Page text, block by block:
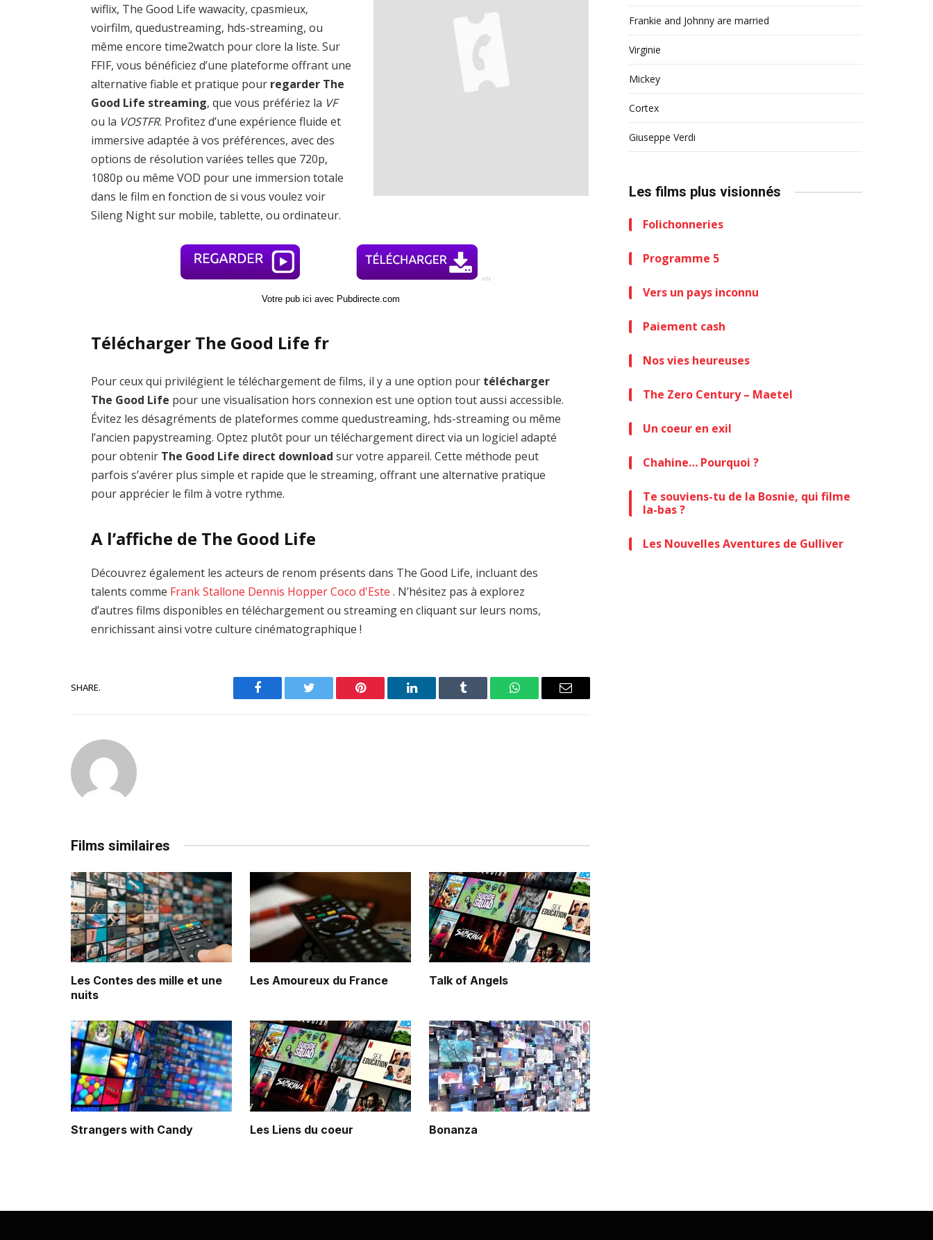
wiflix, The Good Life wawacity, cpasmieux,
voirfilm, quedustreaming, hds-streaming, ou
même encore time2watch pour clore la liste. Sur
FFIF, vous bénéficiez d’une plateforme offrant une
alternative fiable et pratique pour regarder The
Good Life streaming, que vous préfériez la VF
ou la VOSTFR. Profitez d’une expérience fluide et
immersive adaptée à vos préférences, avec des
options de résolution variées telles que 720p,
1080p ou même VOD pour une immersion totale
dans le film en fonction de si vous voulez voir
Sileng Night sur mobile, tablette, ou ordinateur.
Votre pub ici avec Pubdirecte.com
Télécharger The Good Life fr
Pour ceux qui privilégient le téléchargement de films, il y a une option pour télécharger
The Good Life pour une visualisation hors connexion est une option tout aussi accessible.
Évitez les désagréments de plateformes comme quedustreaming, hds-streaming ou même
l’ancien papystreaming. Optez plutôt pour un téléchargement direct via un logiciel adapté
pour obtenir The Good Life direct download sur votre appareil. Cette méthode peut
parfois s’avérer plus simple et rapide que le streaming, offrant une alternative pratique
pour apprécier le film à votre rythme.
A l’affiche de The Good Life
Découvrez également les acteurs de renom présents dans The Good Life, incluant des
talents comme Frank Stallone Dennis Hopper Coco d'Este . N’hésitez pas à explorez
d’autres films disponibles en téléchargement ou streaming en cliquant sur leurs noms,
enrichissant ainsi votre culture cinématographique !
SHARE.
Facebook Twitter Pinterest LinkedIn Tumblr WhatsAppEmail
Films similaires
Les Contes des mille et une
nuits
Les Amoureux du France Talk of Angels
Strangers with Candy Les Liens du coeur Bonanza
Frankie and Johnny are married
Virginie
Mickey
Cortex
Giuseppe Verdi
Les films plus visionnés
Folichonneries
Programme 5
Vers un pays inconnu
Paiement cash
Nos vies heureuses
The Zero Century – Maetel
Un coeur en exil
Chahine… Pourquoi ?
Te souviens-tu de la Bosnie, qui filme
la-bas ?
Les Nouvelles Aventures de Gulliver